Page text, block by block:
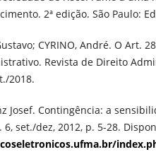
2ª edição. São Paulo:
CYRINO, André. O Art.
Revista de Direito
2018.
Josef. Contingência: a
6, set./dez, 2012, p. 5-28.